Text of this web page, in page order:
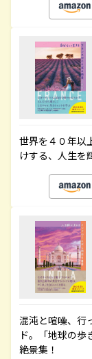
世界を４０年以
けする、人生を
混沌と喧噪、行
ド。「地球の
絶景集！